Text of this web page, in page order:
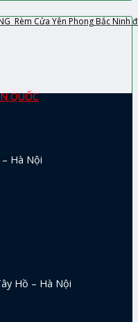
QUỐC
Rèm Cửa Yên Phong Bắc Ninh
Hà Nội
Hồ – Hà Nội